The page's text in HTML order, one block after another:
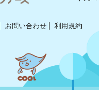
お問い合わせ 利用規約